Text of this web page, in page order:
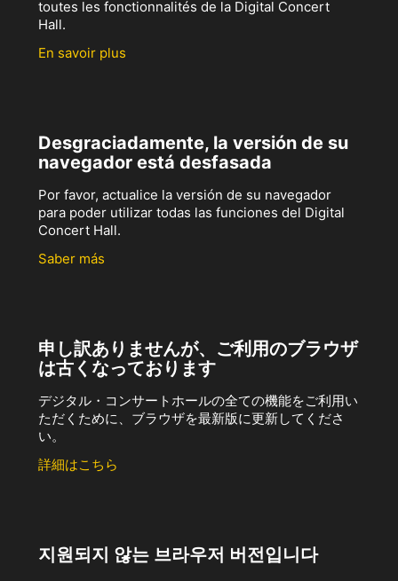
toutes les fonctionnalités de la Digital Concert
Hall.
En savoir plus
Desgraciadamente, la versión de su
navegador está desfasada
Por favor, actualice la versión de su navegador
para poder utilizar todas las funciones del Digital
Concert Hall.
Saber más
申し訳ありませんが、ご利用のブラウザ
は古くなっております
デジタル・コンサートホールの全ての機能をご利用い
ただくために、ブラウザを最新版に更新してくださ
い。
詳細はこちら
지원되지 않는 브라우저 버전입니다